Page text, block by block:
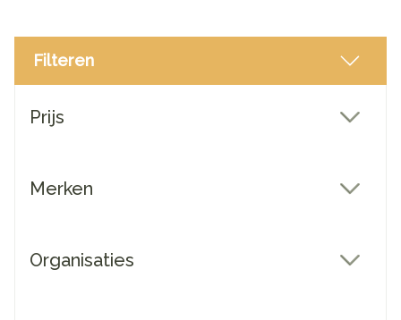
Filteren
Prijs
Merken
Organisaties